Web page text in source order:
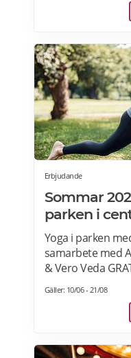
Erbjudande
Sommar
parken i
Yoga i parken
samarbete med
& Vero Veda
Malmöfestivalen.
Gäller: 10/06 - 21/08